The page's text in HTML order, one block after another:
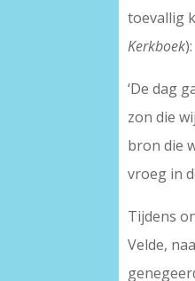
toevallig
Kerkboek):
‘De dag
zon die
bron die
vroeg in
Tijdens
Velde,